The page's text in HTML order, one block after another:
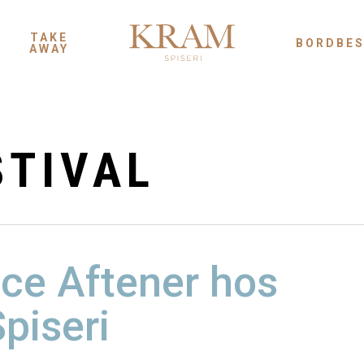
TAKE
AWAY
Aftener hos